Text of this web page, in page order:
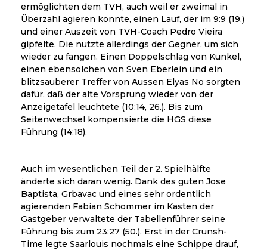
ermöglichten dem TVH, auch weil er zweimal in
Überzahl agieren konnte, einen Lauf, der im 9:9 (19.)
und einer Auszeit von TVH-Coach Pedro Vieira
gipfelte. Die nutzte allerdings der Gegner, um sich
wieder zu fangen. Einen Doppelschlag von Kunkel,
einen ebensolchen von Sven Eberlein und ein
blitzsauberer Treffer von Aussen Elyas No sorgten
dafür, daß der alte Vorsprung wieder von der
Anzeigetafel leuchtete (10:14, 26.). Bis zum
Seitenwechsel kompensierte die HGS diese
Führung (14:18).
Auch im wesentlichen Teil der 2. Spielhälfte
änderte sich daran wenig. Dank des guten Jose
Baptista, Grbavac und eines sehr ordentlich
agierenden Fabian Schommer im Kasten der
Gastgeber verwaltete der Tabellenführer seine
Führung bis zum 23:27 (50.). Erst in der Crunsh-
Time legte Saarlouis nochmals eine Schippe drauf,